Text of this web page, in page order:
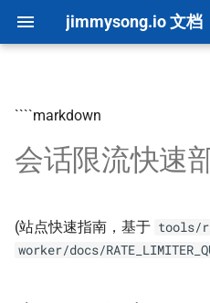
jimmysong.io 文档
开
搜
索
文档首页
快速开始
内容创建
内容类型指南
Front Matter CMS
总览
B 站视频
子页面列表
内容分析
图片优化
液态玻璃风格
环境设置
架构概览
Cloudflare Pages 构建优化
步骤 1：创建 KV Namespace
步骤 2：更新 wrangler.toml
选）
概览
评分系统
API 文档
图片上传
upload-images 默认行为
Markdown 头尾处理
配置参考
Makefile 指南
故障排除
````markdown
会话限流快速
(站点快速指南，基于 tools/
worker/docs/